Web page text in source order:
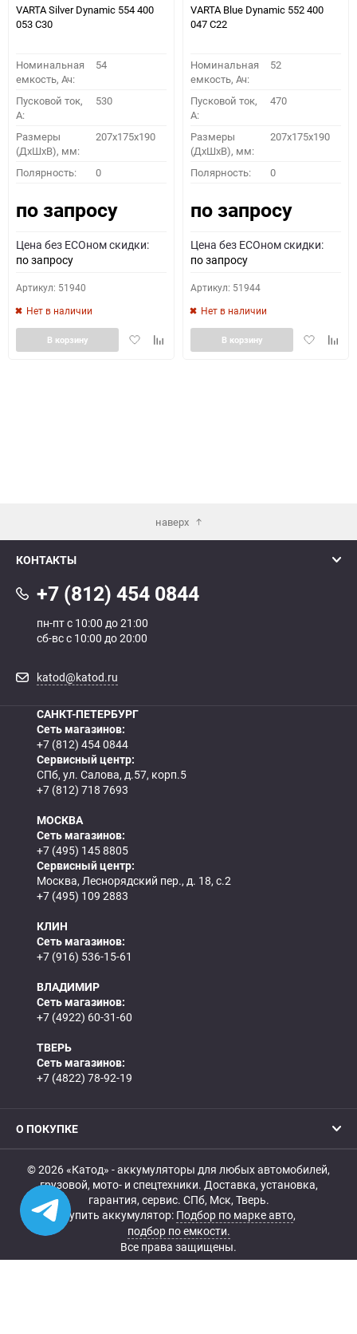
VARTA Silver Dynamic 554 400
053 C30
Номинальная
емкость, Ач:
54
Пусковой ток,
A:
530
Размеры
(ДхШхВ), мм:
207x175x190
Полярность: 0
по запросу
Цена без ECOном скидки:
по запросу
Артикул: 51940
Нет в наличии
ДобавитьДобавить
В корзину
VARTA Blue Dynamic 552 400
047 C22
Номинальная
емкость, Ач:
52
Пусковой ток,
A:
470
Размеры
(ДхШхВ), мм:
207x175x190
Полярность: 0
по запросу
Цена без ECOном скидки:
по запросу
Артикул: 51944
Нет в наличии
Добавить
В корзину
наверх
КОНТАКТЫ
+7 (812) 454 0844
пн-пт с 10:00 до 21:00
сб-вс с 10:00 до 20:00
katod@katod.ru
САНКТ-ПЕТЕРБУРГ
Сеть магазинов:
+7 (812) 454 0844
Сервисный центр:
СПб, ул. Салова, д.57, корп.5
+7 (812) 718 7693
МОСКВА
Сеть магазинов:
+7 (495) 145 8805
Сервисный центр:
Москва, Леснорядский пер., д. 18, с.2
+7 (495) 109 2883
КЛИН
Сеть магазинов:
+7 (916) 536-15-61
ВЛАДИМИР
Сеть магазинов:
+7 (4922) 60-31-60
ТВЕРЬ
Сеть магазинов:
+7 (4822) 78-92-19
О ПОКУПКЕ
© 2026 «Катод» - аккумуляторы для любых автомобилей,
грузовой, мото- и спецтехники. Доставка, установка,
гарантия, сервис. СПб, Мск, Тверь.
Купить аккумулятор: Подбор по марке авто,
подбор по емкости.
Все права защищены.